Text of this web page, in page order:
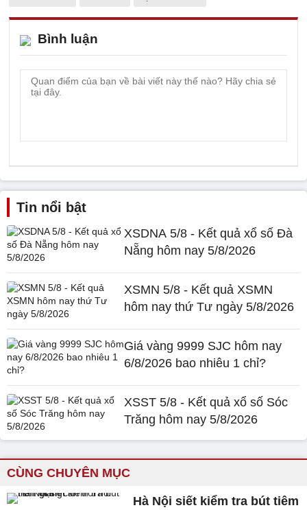
Bình luận
Tin nổi bật
XSDNA 5/8 - Kết quả xổ số Đà
Nẵng hôm nay 5/8/2026
XSMN 5/8 - Kết quả XSMN
hôm nay thứ Tư ngày 5/8/2026
Giá vàng 9999 SJC hôm nay
6/8/2026 bao nhiêu 1 chỉ?
XSST 5/8 - Kết quả xổ số Sóc
Trăng hôm nay 5/8/2026
CÙNG CHUYÊN MỤC
Hà Nội siết kiểm tra bút tiêm